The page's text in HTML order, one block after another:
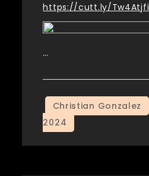
https://cutt.ly/Tw4Atjfi
…